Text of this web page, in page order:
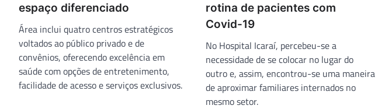
espaço diferenciado
Área inclui quatro centros estratégicos
voltados ao público privado e de
convênios, oferecendo excelência em
saúde com opções de entretenimento,
facilidade de acesso e serviços exclusivos.
rotina de pacientes com
Covid-19
No Hospital Icaraí, percebeu-se a
necessidade de se colocar no lugar do
outro e, assim, encontrou-se uma maneira
de aproximar familiares internados no
mesmo setor.